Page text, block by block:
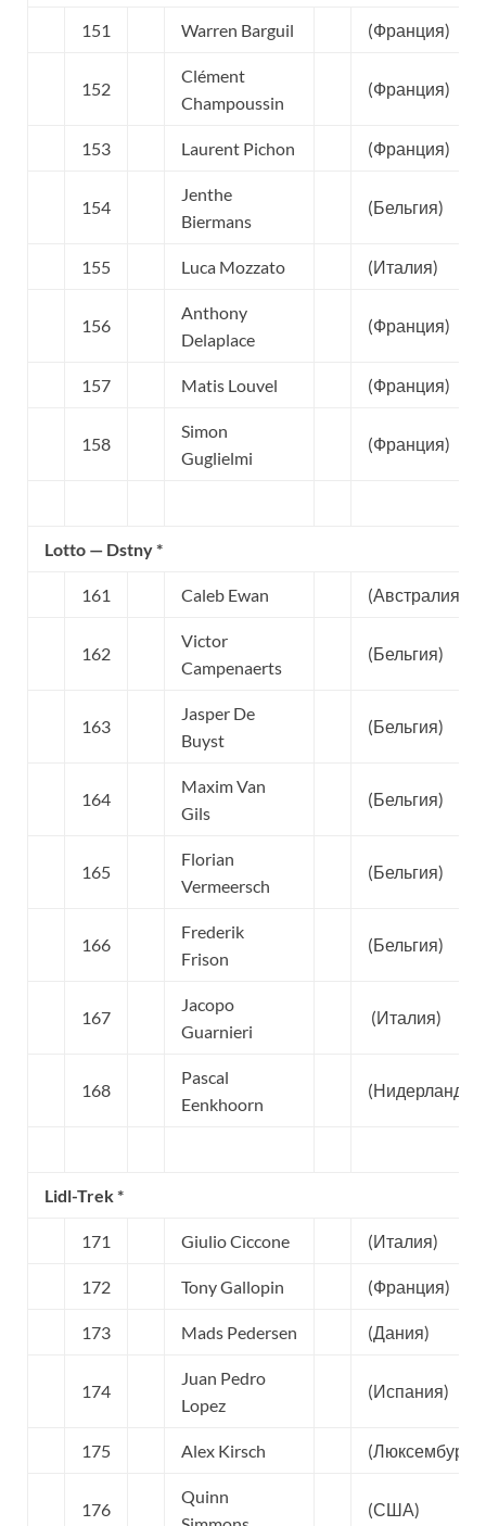
151 Warren Barguil (Франция)
152
Clément
Champoussin
(Франция)
153 Laurent Pichon (Франция)
154
Jenthe
Biermans
(Бельгия)
155 Luca Mozzato (Италия)
156
Anthony
Delaplace
(Франция)
157 Matis Louvel (Франция)
158
Simon
Guglielmi
(Франция)
Lotto — Dstny *
161 Caleb Ewan (Австралия)
162
Victor
Campenaerts
(Бельгия)
163
Jasper De
Buyst
(Бельгия)
164
Maxim Van
Gils
(Бельгия)
165
Florian
Vermeersch
(Бельгия)
166
Frederik
Frison
(Бельгия)
167
Jacopo
Guarnieri
(Италия)
168
Pascal
Eenkhoorn
(Нидерланды)
Lidl-Trek *
171 Giulio Ciccone (Италия)
172 Tony Gallopin (Франция)
173 Mads Pedersen (Дания)
174
Juan Pedro
Lopez
(Испания)
175 Alex Kirsch (Люксембург)
176
Quinn
(США)